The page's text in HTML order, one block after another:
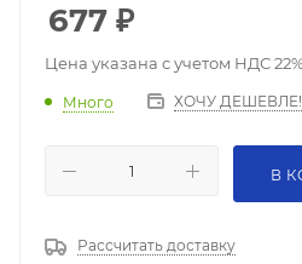
677 ₽
Цена указана с учетом НДС
Много ХОЧУ ДЕШЕВЛЕ!
В
Рассчитать доставку